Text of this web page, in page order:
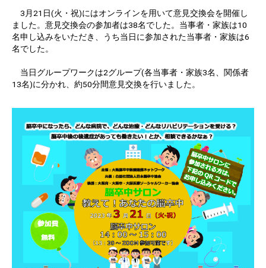
3月21日(火・祝)にはオンラインを用いて意見交換会を開催し
ました。意見交換会の参加者は38名でした。当事者・家族は10
名申し込みをいただき、うち当日に参加された当事者・家族は6
名でした。
当日グループワークは2グループ(各当事者・家族3名、関係者
13名)に分かれ、約50分間意見交換を行いました。